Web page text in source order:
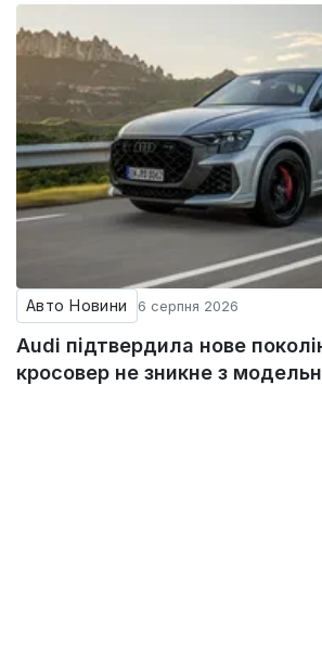
Авто Новини 6 серпня 2026
Audi підтвердила нове
кросовер не зникне з